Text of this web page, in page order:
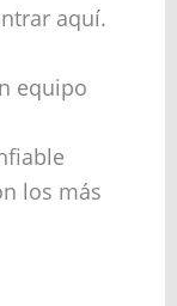
aquí.
equipo
los más